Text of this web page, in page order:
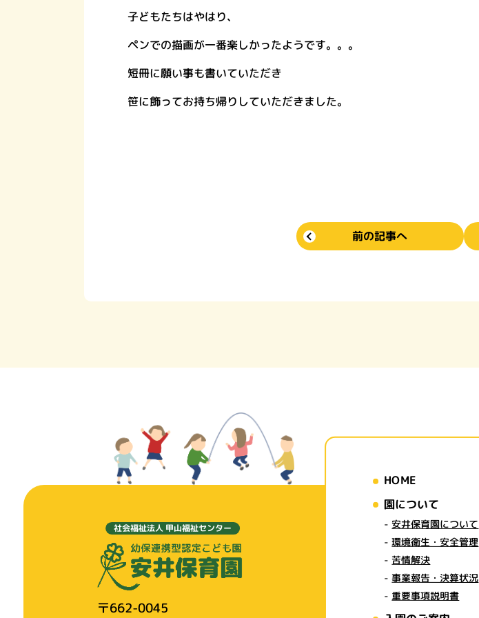
子どもたちはやはり、
ペンでの描画が一番楽しかったようです。。。
短冊に願い事も書いていただき
笹に飾ってお持ち帰りしていただきました。
前の記事へ
HOME
園について
安井保育園について
環境衛生・安全管理
苦情解決
事業報告・決算状況
重要事項説明書
社会福祉法人 甲山福祉センター
〒662-0045